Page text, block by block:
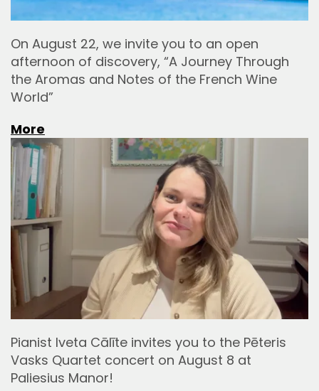
On August 22, we invite you to an open
afternoon of discovery, “A Journey Through
the Aromas and Notes of the French Wine
World”
More
Pianist Iveta Cālīte invites you to the Pēteris
Vasks Quartet concert on August 8 at
Paliesius Manor!